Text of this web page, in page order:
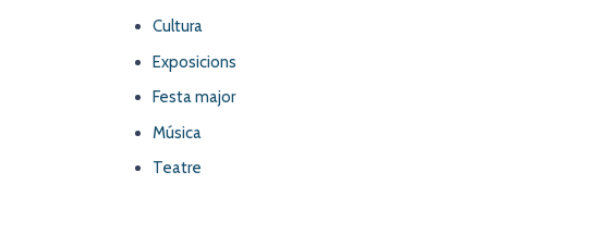
Cultura
Exposicions
Festa major
Música
Teatre